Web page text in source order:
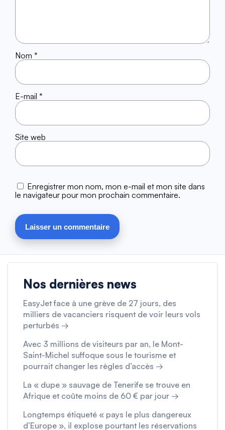
Nom *
E-mail *
Site web
Enregistrer mon nom, mon e-mail et mon site dans
le navigateur pour mon prochain commentaire.
Nos dernières news
EasyJet face à une grève de 27 jours, des
milliers de vacanciers risquent de voir leurs vols
perturbés →
Avec 3 millions de visiteurs par an, le Mont-
Saint-Michel suffoque sous le tourisme et
pourrait changer les règles d’accès →
La « dupe » sauvage de Tenerife se trouve en
Afrique et coûte moins de 60 € par jour →
Longtemps étiqueté « pays le plus dangereux
d’Europe », il explose pourtant les réservations